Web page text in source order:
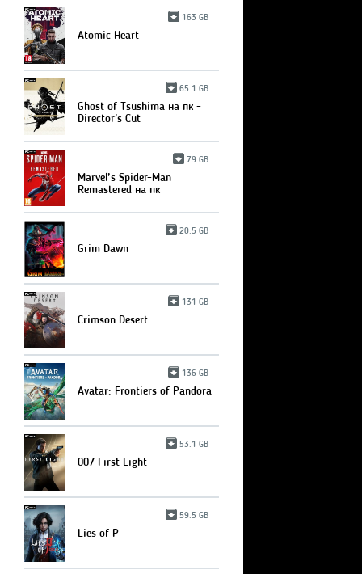
163 GB
Atomic Heart
65.1 GB
Ghost of Tsushima на пк -
Director's Cut
79 GB
Marvel’s Spider-Man
Remastered на пк
20.5 GB
Grim Dawn
131 GB
Crimson Desert
136 GB
Avatar: Frontiers of Pandora
53.1 GB
007 First Light
59.5 GB
Lies of P